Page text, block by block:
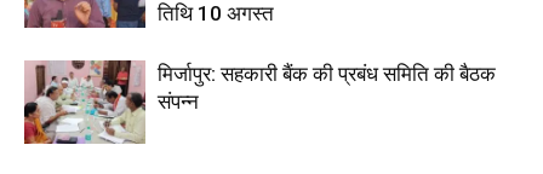
तिथि 10 अगस्त
मिर्जापुर: सहकारी बैंक की प्रबंध समिति की बैठक
संपन्न